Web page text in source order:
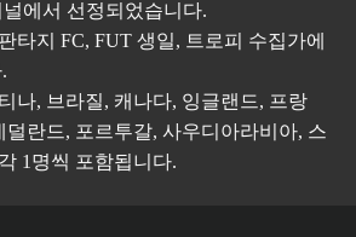
에서 선정되었습니다.
타지 FC, FUT 생일, 트로피 수집가에
나, 브라질, 캐나다, 잉글랜드, 프랑
덜란드, 포르투갈, 사우디아라비아, 스
1명씩 포함됩니다.